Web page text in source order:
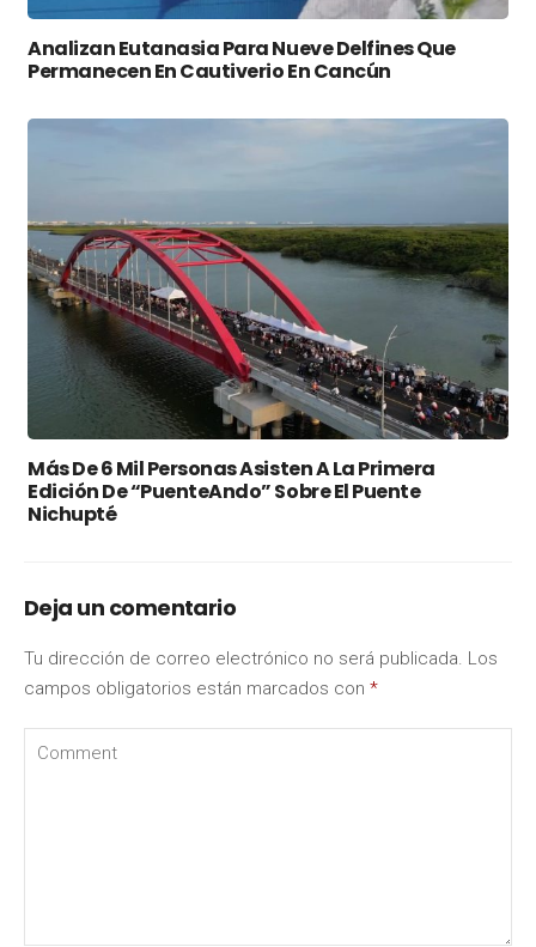
Analizan Eutanasia Para Nueve Delfines Que
Permanecen En Cautiverio En Cancún
Más De 6 Mil Personas Asisten A La Primera
Edición De “PuenteAndo” Sobre El Puente
Nichupté
Deja un comentario
Tu dirección de correo electrónico no será publicada. Los
campos obligatorios están marcados con *